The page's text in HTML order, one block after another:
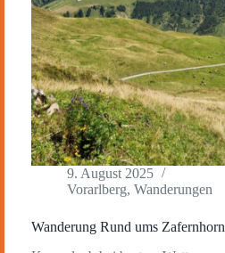
9. August 2025
Vorarlberg, Wanderungen
Wanderung Rund ums Zafernhorn